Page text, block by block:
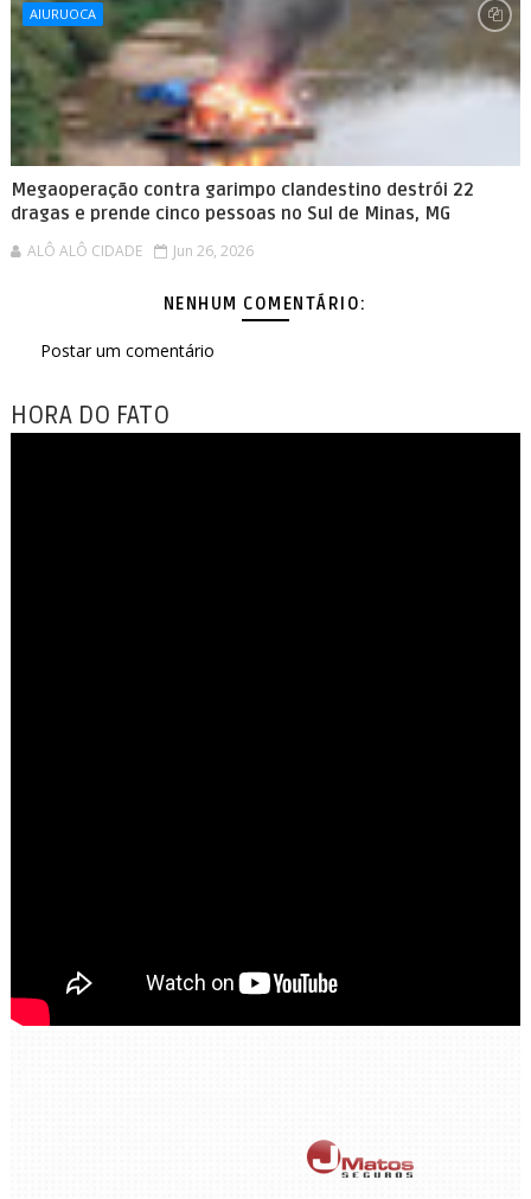
AIURUOCA
Megaoperação contra garimpo clandestino destrói 22
dragas e prende cinco pessoas no Sul de Minas, MG
ALÔ ALÔ CIDADE Jun 26, 2026
NENHUM COMENTÁRIO:
Postar um comentário
HORA DO FATO